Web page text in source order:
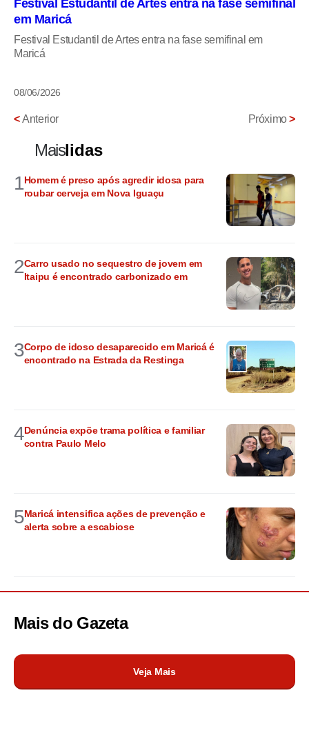
Festival Estudantil de Artes entra na fase semifinal
em Maricá
Festival Estudantil de Artes entra na fase semifinal em
Maricá
08/06/2026
<Anterior Próximo>
Maislidas
1Homem é preso após agredir idosa para
roubar cerveja em Nova Iguaçu
2Carro usado no sequestro de jovem em
Itaipu é encontrado carbonizado em
3Corpo de idoso desaparecido em Maricá é
encontrado na Estrada da Restinga
4Denúncia expõe trama política e familiar
contra Paulo Melo
5Maricá intensifica ações de prevenção e
alerta sobre a escabiose
Mais do Gazeta
Veja Mais